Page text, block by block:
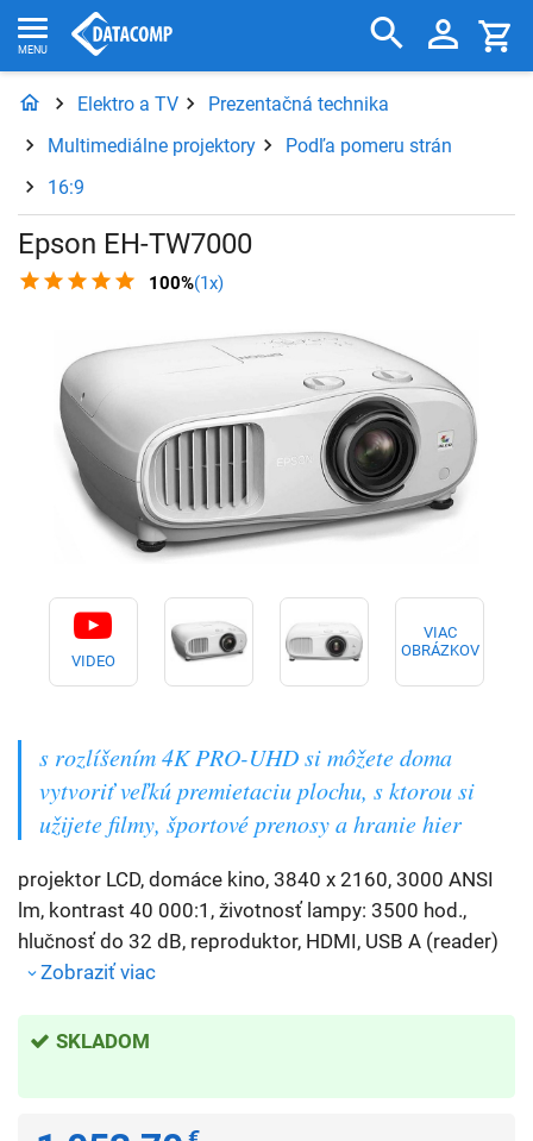
Elektro a TV
Prezentačná technika
Multimediálne projektory
Podľa pomeru strán
16:9
Epson EH-TW7000
100%(1x)
VIDEO
VIAC
OBRÁZKOV
s rozlíšením 4K PRO-UHD si môžete doma
vytvoriť veľkú premietaciu plochu, s ktorou si
užijete filmy, športové prenosy a hranie hier
projektor LCD, domáce kino, 3840 x 2160, 3000 ANSI
lm, kontrast 40 000:1, životnosť lampy: 3500 hod.,
hlučnosť do 32 dB, reproduktor, HDMI, USB A (reader)
Zobraziť viac
SKLADOM